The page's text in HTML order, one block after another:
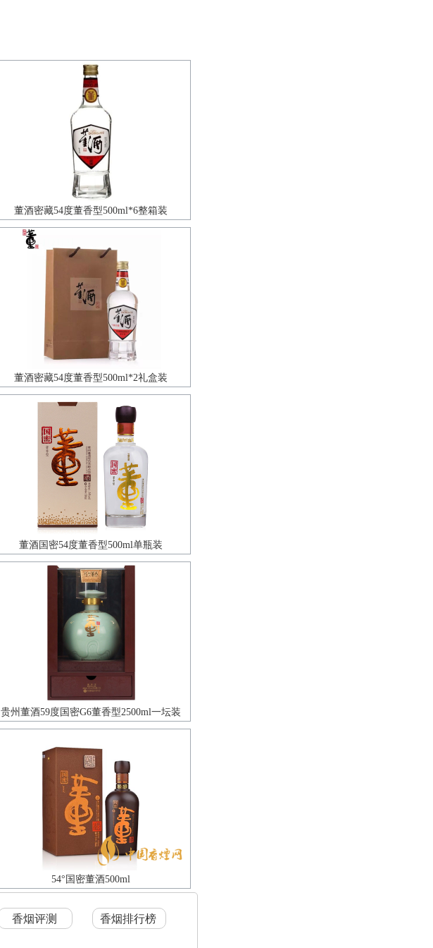
董酒密藏54度董香型500ml*6整箱装
董酒密藏54度董香型500ml*2礼盒装
董酒国密54度董香型500ml单瓶装
贵州董酒59度国密G6董香型2500ml一坛装
54°国密董酒500ml
香烟评测 香烟排行榜